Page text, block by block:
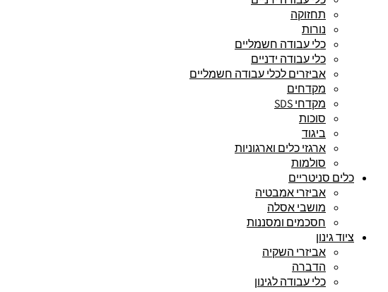
תחזוקה
נורות
כלי עבודה חשמליים
כלי עבודה ידניים
אביזרים לכלי עבודה חשמליים
מקדחים
מקדחי SDS
סוכות
ביגוד
ארגזי כלים וארגוניות
סולמות
כלים סניטריים
אביזרי אמבטיה
מושבי אסלה
חסכמים ומסננות
ציוד גינון
אביזרי השקיה
הדברה
כלי עבודה לגינון